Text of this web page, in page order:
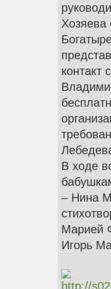
Хозяева
контакт
В ходе
– Нина
Марией
Игорь